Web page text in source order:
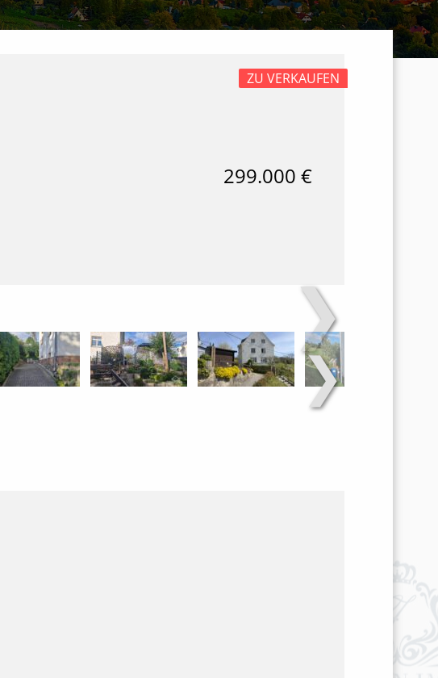
ZU VERKAUFEN
299.000 €
❯
❯